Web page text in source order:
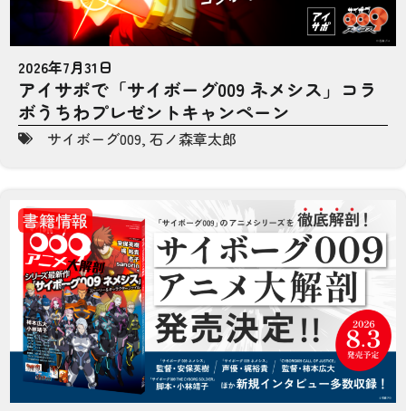
2026年7月31日
アイサポで「サイボーグ009 ネメシス」コラ
ボうちわプレゼントキャンペーン
サイボーグ009, 石ノ森章太郎
書籍情報